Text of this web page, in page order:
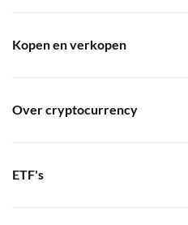
Kopen en verkopen
Over cryptocurrency
ETF's